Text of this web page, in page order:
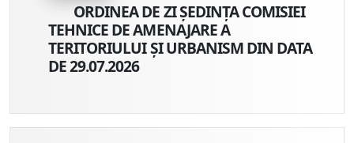
ORDINEA DE ZI ȘEDINȚA COMISIEI
TEHNICE DE AMENAJARE A
TERITORIULUI ȘI URBANISM DIN DATA
DE 29.07.2026